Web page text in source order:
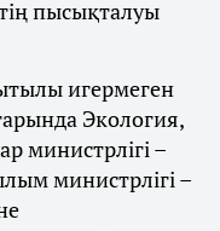
пысықталуы
игермеген
Экология,
министрлігі –
министрлігі –